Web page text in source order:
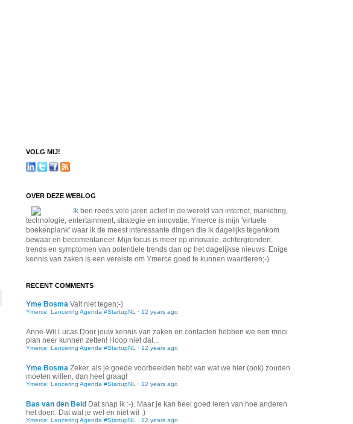
VOLG MIJ!
OVER DEZE WEBLOG
Ik ben reeds vele jaren actief in de wereld van internet, marketing,
technologie, entertainment, strategie en innovatie. Ymerce is mijn 'virtuele
boekenplank' waar ik de meest interessante dingen die ik dagelijks tegenkom
bewaar en becomentarieer. Mijn focus is meer op innovatie, achtergronden,
trends en symptomen van potentiele trends dan op het dagelijkse nieuws. Enige
kennis van zaken is een vereiste om Ymerce goed te kunnen waarderen;-)
RECENT COMMENTS
Yme Bosma Valt niet tegen;-)
Ymerce: Lancering Agenda #StartupNL · 12 years ago
Anne-Wil Lucas Door jouw kennis van zaken en contacten hebben we een mooi
plan neer kunnen zetten! Hoop niet dat...
Ymerce: Lancering Agenda #StartupNL · 12 years ago
Yme Bosma Zeker, als je goede voorbeelden hebt van wat we hier (ook) zouden
moeten willen, dan heel graag!
Ymerce: Lancering Agenda #StartupNL · 12 years ago
Bas van den Beld Dat snap ik :-). Maar je kan heel goed leren van hoe anderen
het doen. Dat wat je wel en niet wil :)
Ymerce: Lancering Agenda #StartupNL · 12 years ago